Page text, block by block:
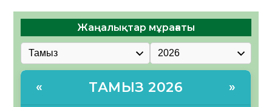
Жаңалықтар мұрағаты
« ТАМЫЗ 2026 »